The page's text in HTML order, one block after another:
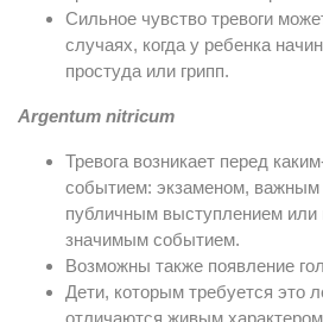
Сильное чувство тревоги
случаях, когда у ребенка
простуда или грипп.
Argentum nitricum
Тревога возникает перед
событием: экзаменом, важным
публичным выступлением
значимым событием.
Возможны также появление
Дети, которым требуется это
отличаются живым